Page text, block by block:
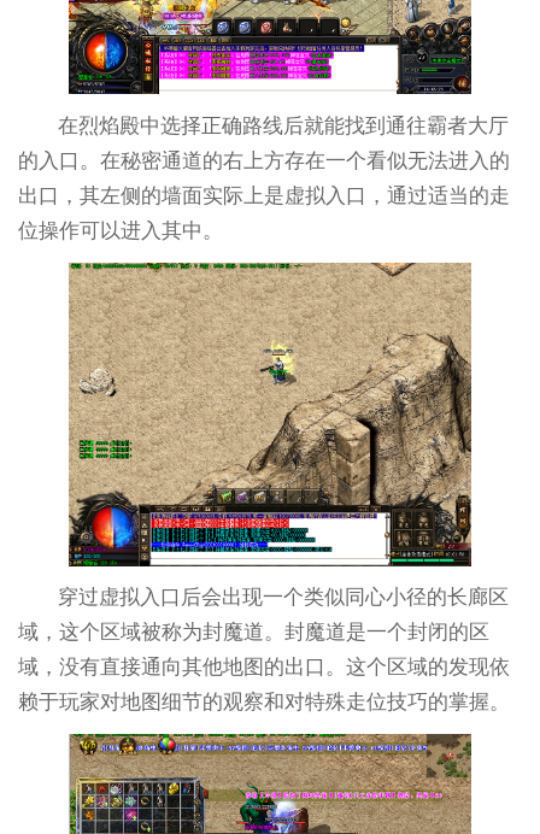
在烈焰殿中选择正确路线后就能找到通往霸者大厅
的入口。在秘密通道的右上方存在一个看似无法进入的
出口，其左侧的墙面实际上是虚拟入口，通过适当的走
位操作可以进入其中。
穿过虚拟入口后会出现一个类似同心小径的长廊区
域，这个区域被称为封魔道。封魔道是一个封闭的区
域，没有直接通向其他地图的出口。这个区域的发现依
赖于玩家对地图细节的观察和对特殊走位技巧的掌握。